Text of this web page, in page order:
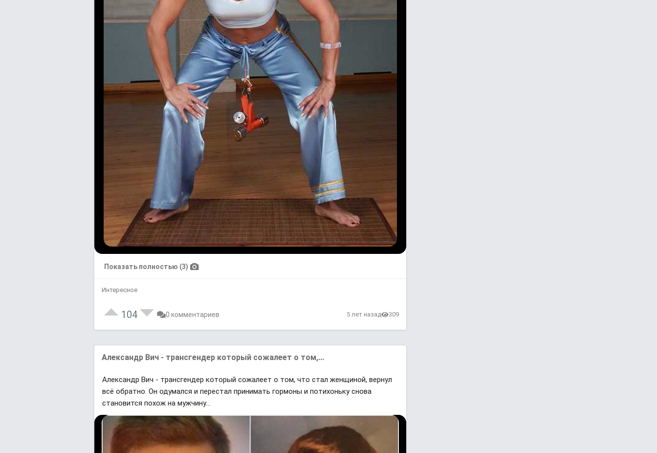
Показать полностью (3)
Интересное
104 0 комментариев 5 лет назад 309
Александр Вич - трансгендер который сожалеет о том,...
Александр Вич - трансгендер который сожалеет о том, что стал женщиной, вернул
всё обратно. Он одумался и перестал принимать гормоны и потихоньку снова
становится похож на мужчину...